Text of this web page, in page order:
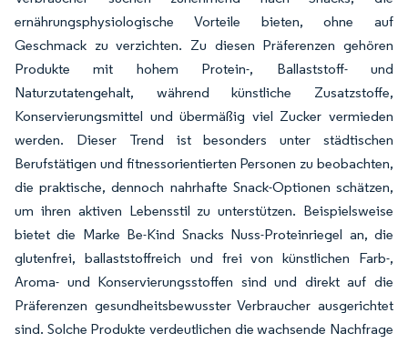
ernährungsphysiologische Vorteile bieten, ohne auf
Geschmack zu verzichten. Zu diesen Präferenzen gehören
Produkte mit hohem Protein-, Ballaststoff- und
Naturzutatengehalt, während künstliche Zusatzstoffe,
Konservierungsmittel und übermäßig viel Zucker vermieden
werden. Dieser Trend ist besonders unter städtischen
Berufstätigen und fitnessorientierten Personen zu beobachten,
die praktische, dennoch nahrhafte Snack-Optionen schätzen,
um ihren aktiven Lebensstil zu unterstützen. Beispielsweise
bietet die Marke Be-Kind Snacks Nuss-Proteinriegel an, die
glutenfrei, ballaststoffreich und frei von künstlichen Farb-,
Aroma- und Konservierungsstoffen sind und direkt auf die
Präferenzen gesundheitsbewusster Verbraucher ausgerichtet
sind. Solche Produkte verdeutlichen die wachsende Nachfrage